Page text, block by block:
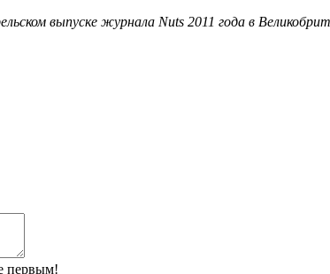
выпуске журнала Nuts 2011 года в
первым!